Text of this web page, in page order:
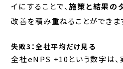
イにすることで、施策と結果の
改善を積み重ねることができま
失敗3：全社平均だけ見る
全社eNPS +10という数字は